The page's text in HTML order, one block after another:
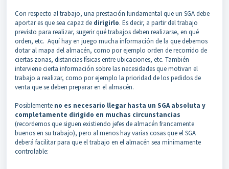
Con respecto al trabajo, una prestación fundamental que un SGA debe
aportar es que sea capaz de dirigirlo. Es decir, a partir del trabajo
previsto para realizar, sugerir qué trabajos deben realizarse, en qué
orden, etc. Aquí hay en juego mucha información de la que debemos
dotar al mapa del almacén, como por ejemplo orden de recorrido de
ciertas zonas, distancias físicas entre ubicaciones, etc. También
interviene cierta información sobre las necesidades que motivan el
trabajo a realizar, como por ejemplo la prioridad de los pedidos de
venta que se deben preparar en el almacén.
Posiblemente no es necesario llegar hasta un SGA absoluta y
completamente dirigido en muchas circunstancias
(recordemos que siguen existiendo jefes de almacén francamente
buenos en su trabajo), pero al menos hay varias cosas que el SGA
deberá facilitar para que el trabajo en el almacén sea mínimamente
controlable: